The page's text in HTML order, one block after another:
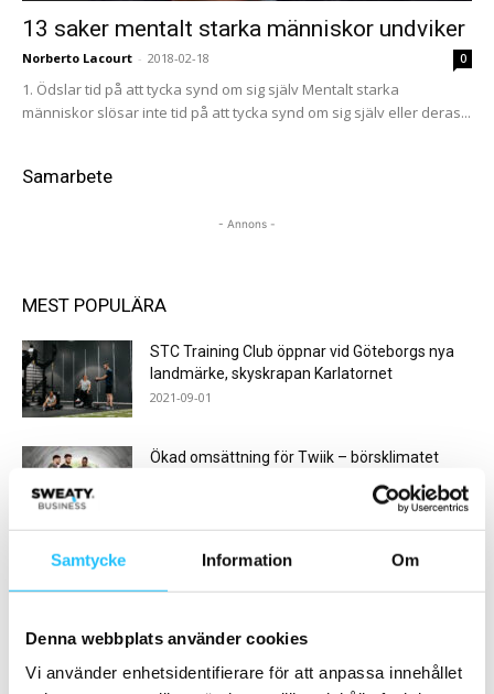
Samtycke Information Om
Denna webbplats använder cookies
Vi använder enhetsidentifierare för att anpassa innehållet
13 saker mentalt starka människor undviker
Norberto Lacourt - 2018-02-18 0
1. Ödslar tid på att tycka synd om sig själv Mentalt starka
människor slösar inte tid på att tycka synd om sig själv eller deras...
Samarbete
- Annons -
MEST POPULÄRA
STC Training Club öppnar vid Göteborgs nya
landmärke, skyskrapan Karlatornet
2021-09-01
Ökad omsättning för Twiik – börsklimatet
Invigning TryggaFitness City i Kristianstad
2019-09-26
Nordic Wellness tar över positionen som